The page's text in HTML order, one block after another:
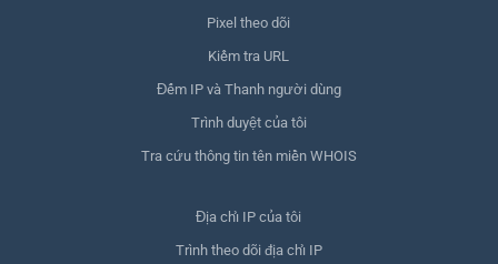
Pixel theo dõi
Kiểm tra URL
Đếm IP và Thanh người dùng
Trình duyệt của tôi
Tra cứu thông tin tên miền WHOIS
Địa chỉ IP của tôi
Trình theo dõi địa chỉ IP